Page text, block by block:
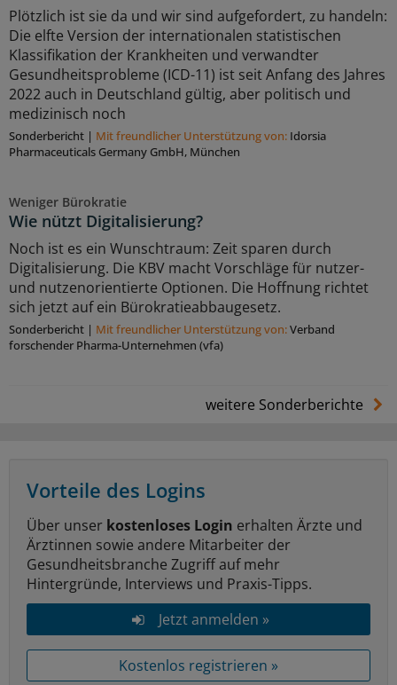
Plötzlich ist sie da und wir sind aufgefordert, zu handeln:
Die elfte Version der internationalen statistischen
Klassifikation der Krankheiten und verwandter
Gesundheitsprobleme (ICD-11) ist seit Anfang des Jahres
2022 auch in Deutschland gültig, aber politisch und
medizinisch noch
Sonderbericht | Mit freundlicher Unterstützung von: Idorsia
Pharmaceuticals Germany GmbH, München
Weniger Bürokratie
Wie nützt Digitalisierung?
Noch ist es ein Wunschtraum: Zeit sparen durch
Digitalisierung. Die KBV macht Vorschläge für nutzer-
und nutzenorientierte Optionen. Die Hoffnung richtet
sich jetzt auf ein Bürokratieabbaugesetz.
Sonderbericht | Mit freundlicher Unterstützung von:Verband
forschender Pharma-Unternehmen (vfa)
weitere Sonderberichte
Vorteile des Logins
Über unser kostenloses Login erhalten Ärzte und
Ärztinnen sowie andere Mitarbeiter der
Gesundheitsbranche Zugriff auf mehr
Hintergründe, Interviews und Praxis-Tipps.
Jetzt anmelden »
Kostenlos registrieren »